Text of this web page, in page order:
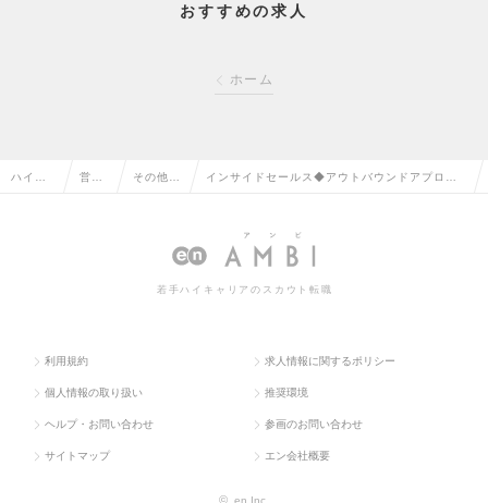
おすすめの求人
ホーム
ハイク 営業 その他、 インサイドセールス◆アウトバウンドアプローチ
転勤なしの求人情報
若手ハイキャリアのスカウト転職
利用規約 求人情報に関するポリシー
個人情報の取り扱い 推奨環境
ヘルプ・お問い合わせ 参画のお問い合わせ
サイトマップ エン会社概要
©